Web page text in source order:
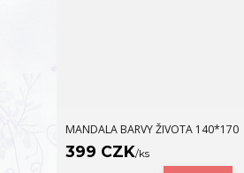
MANDALA BARVY ŽIVOTA 140*170
399 CZK/ks